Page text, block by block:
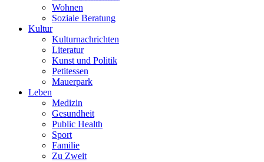
Wohnen
Soziale Beratung
Kultur
Kulturnachrichten
Literatur
Kunst und Politik
Petitessen
Mauerpark
Leben
Medizin
Gesundheit
Public Health
Sport
Familie
Zu Zweit